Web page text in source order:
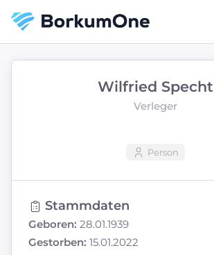
Wilfried Specht
Verleger
Person
Stammdaten
Geboren: 28.01.1939
Gestorben: 15.01.2022